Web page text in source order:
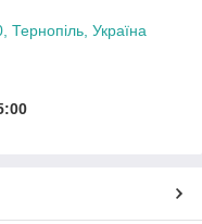
Україна